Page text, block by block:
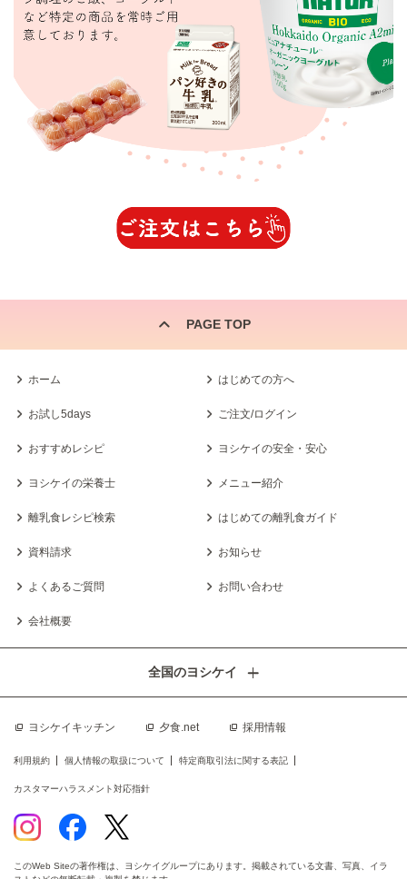
PAGE TOP
ホーム はじめての方へ
お試し5days ご注文/ログイン
おすすめレシピ ヨシケイの安全・安心
ヨシケイの栄養士 メニュー紹介
離乳食レシピ検索 はじめての離乳食ガイド
資料請求 お知らせ
よくあるご質問 お問い合わせ
会社概要
ヨシケイキッチン 夕食.net 採用情報
全国のヨシケイ
利用規約 個人情報の取扱について 特定商取引法に関する表記
カスタマーハラスメント対応指針
このWeb Siteの著作権は、ヨシケイグループにあります。掲載されている文書、写真、イラ